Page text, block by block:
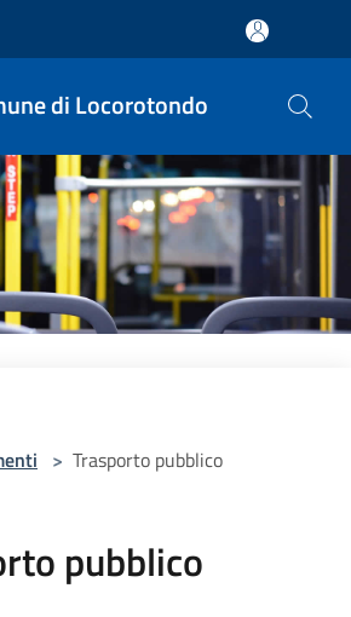
di Locorotondo
> Trasporto pubblico
pubblico